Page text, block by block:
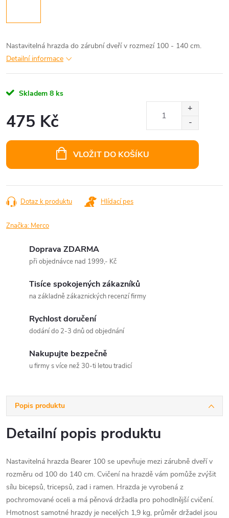
Nastavitelná hrazda do zárubní dveří v rozmezí 100 - 140 cm.
Detailní informace
Skladem 8 ks
475 Kč
VLOŽIT DO KOŠÍKU
Dotaz k produktu Hlídací pes
Značka: Merco
Doprava ZDARMA
při objednávce nad 1999,- Kč
Tisíce spokojených zákazníků
na základně zákaznických recenzí firmy
Rychlost doručení
dodání do 2-3 dnů od objednání
Nakupujte bezpečně
u firmy s více než 30-ti letou tradicí
Popis produktu
Detailní popis produktu
Nastavitelná hrazda Bearer 100 se upevňuje mezi zárubně dveří v
rozměru od 100 do 140 cm. Cvičení na hrazdě vám pomůže zvýšit
sílu bicepsů, tricepsů, zad i ramen. Hrazda je vyrobená z
pochromované oceli a má pěnová držadla pro pohodlnější cvičení.
Hmotnost samotné hrazdy je necelých 1,9 kg, průměr držadel jsou